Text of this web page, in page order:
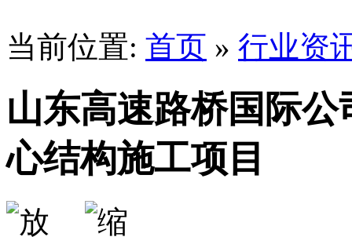
当前位置: 首页 » 行业资
山东高速路桥国际
心结构施工项目